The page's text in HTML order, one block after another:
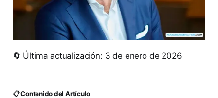
🔄 Última actualización: 3 de enero de 2026
📋 Contenido del Artículo